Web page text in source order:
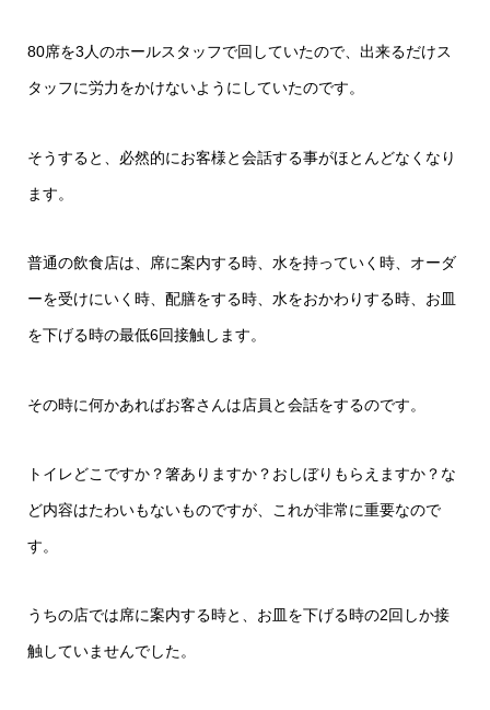
80席を3人のホールスタッフで回していたので、出来るだけス
タッフに労力をかけないようにしていたのです。
そうすると、必然的にお客様と会話する事がほとんどなくなり
ます。
普通の飲食店は、席に案内する時、水を持っていく時、オーダ
ーを受けにいく時、配膳をする時、水をおかわりする時、お皿
を下げる時の最低6回接触します。
その時に何かあればお客さんは店員と会話をするのです。
トイレどこですか？箸ありますか？おしぼりもらえますか？な
ど内容はたわいもないものですが、これが非常に重要なので
す。
うちの店では席に案内する時と、お皿を下げる時の2回しか接
触していませんでした。